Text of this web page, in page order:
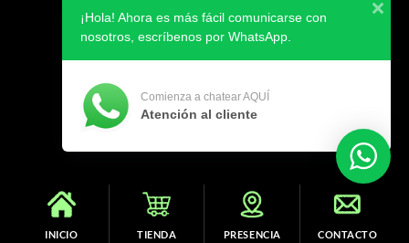
INICIO TIENDA PRESENCIA CONTACTO
AVISO DE PRIVACIDAD
Copyright 2026 ©
¡Hola! Ahora es más fácil comunicarse con
nosotros, escríbenos por WhatsApp.
Comienza a chatear AQUÍ
Atención al cliente